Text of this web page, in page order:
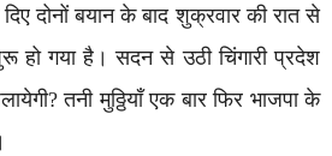
दोनों बयान के बाद शुक्रवार की रात से
हो गया है। सदन से उठी चिंगारी प्रदेश
तनी मुठ्ठियाँ एक बार फिर भाजपा के